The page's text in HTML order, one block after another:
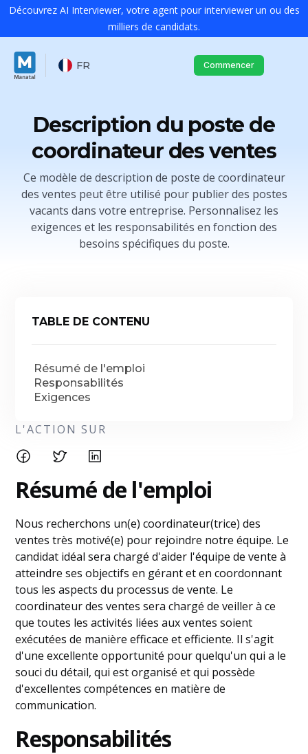
Découvrez AI Interviewer, votre agent pour interviewer un ou des
milliers de candidats.
FR Commencer
Description du poste de
coordinateur des ventes
Ce modèle de description de poste de coordinateur
des ventes peut être utilisé pour publier des postes
vacants dans votre entreprise. Personnalisez les
exigences et les responsabilités en fonction des
besoins spécifiques du poste.
TABLE DE CONTENU
Résumé de l'emploi
Responsabilités
Exigences
L'ACTION SUR
Résumé de l'emploi
Nous recherchons un(e) coordinateur(trice) des
ventes très motivé(e) pour rejoindre notre équipe. Le
candidat idéal sera chargé d'aider l'équipe de vente à
atteindre ses objectifs en gérant et en coordonnant
tous les aspects du processus de vente. Le
coordinateur des ventes sera chargé de veiller à ce
que toutes les activités liées aux ventes soient
exécutées de manière efficace et efficiente. Il s'agit
d'une excellente opportunité pour quelqu'un qui a le
souci du détail, qui est organisé et qui possède
d'excellentes compétences en matière de
communication.
Responsabilités